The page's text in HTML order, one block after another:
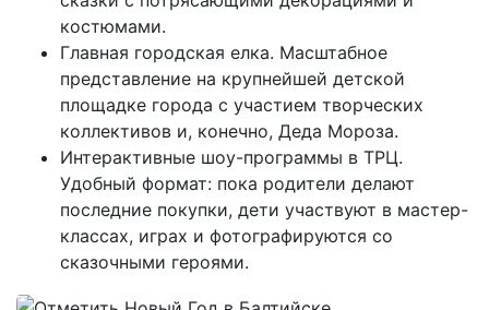
костюмами.
Главная городская елка. Масштабное
представление на крупнейшей детской
площадке города с участием творческих
коллективов и, конечно, Деда Мороза.
Интерактивные шоу-программы в ТРЦ.
Удобный формат: пока родители делают
последние покупки, дети участвуют в мастер-
классах, играх и фотографируются со
сказочными героями.